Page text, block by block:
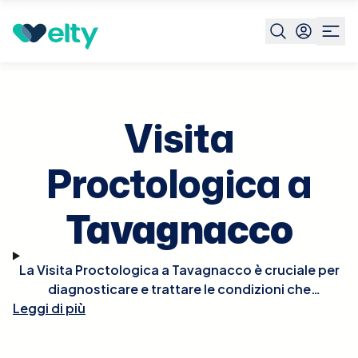
Prenota visita Tavagnacco
Visita
Proctologica a
Tavagnacco
La Visita Proctologica a Tavagnacco è cruciale per
diagnosticare e trattare le condizioni che
affliggono il retto e l'ano, come emorroidi, fissure
Leggi di più